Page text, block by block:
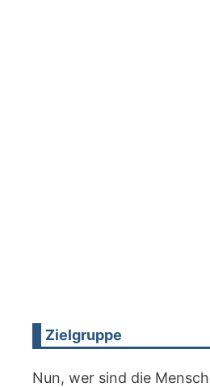
Zielgruppe
Nun, wer sind die